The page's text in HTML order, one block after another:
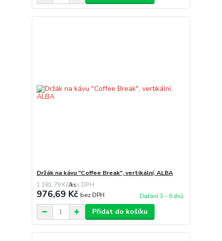
Držák na kávu "Coffee Break", vertikální, ALBA
1 181,79 Kč/ks
976,69 Kč bez DPH Dodání 3 – 6 dnů
Přidat do košíku